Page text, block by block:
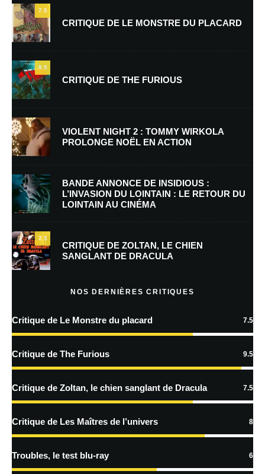
Laisser un commentaire
Votre adresse e-mail ne sera pas publiée.
Commentaire
Nom*
E-mail*
Enregistrer mon nom, mon e-mail et mon site dans le navigateur pour
mon prochain commentaire.
En savoir
plus sur la façon dont les données de vos commentaires sont
7.5
CRITIQUE DE LE MONSTRE DU PLACARD
9.5
CRITIQUE DE THE FURIOUS
VIOLENT NIGHT 2 : TOMMY WIRKOLA
PROLONGE NOËL EN ACTION
BANDE ANNONCE DE INSIDIOUS :
L’INVASION DU LOINTAIN : LE RETOUR DU
LOINTAIN AU CINÉMA
7.5
CRITIQUE DE ZOLTAN, LE CHIEN
SANGLANT DE DRACULA
NOS DERNIÈRES CRITIQUES
Critique de Le Monstre du placard 7.5
Critique de The Furious 9.5
Critique de Zoltan, le chien sanglant de Dracula 7.5
Critique de Les Maîtres de l’univers 8
Troubles, le test blu-ray 6